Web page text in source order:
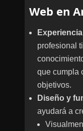
Web en
profesional
que cumpla
objetivos.
Diseño y
ayudará a